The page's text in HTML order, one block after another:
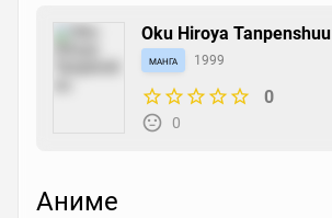
Oku Hiroya Tanpenshuu
манга 1999
0
0
Аниме